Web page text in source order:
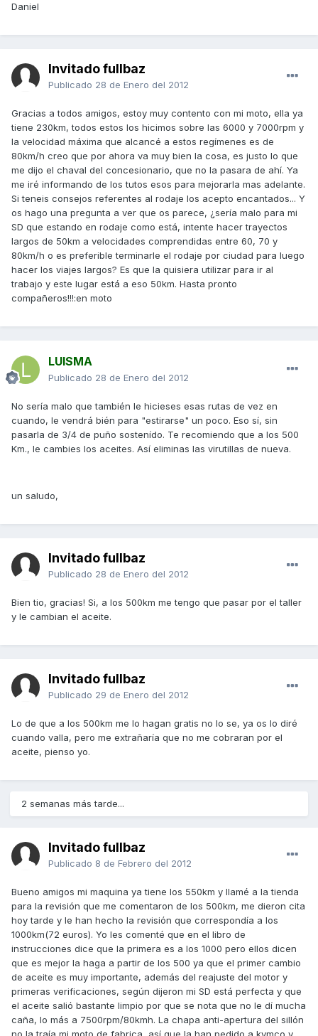
Daniel
Invitado fullbaz
Publicado 28 de Enero del 2012
Gracias a todos amigos, estoy muy contento con mi moto, ella ya
tiene 230km, todos estos los hicimos sobre las 6000 y 7000rpm y
la velocidad máxima que alcancé a estos regímenes es de
80km/h creo que por ahora va muy bien la cosa, es justo lo que
me dijo el chaval del concesionario, que no la pasara de ahí. Ya
me iré informando de los tutos esos para mejorarla mas adelante.
Si teneis consejos referentes al rodaje los acepto encantados... Y
os hago una pregunta a ver que os parece, ¿sería malo para mi
SD que estando en rodaje como está, intente hacer trayectos
largos de 50km a velocidades comprendidas entre 60, 70 y
80km/h o es preferible terminarle el rodaje por ciudad para luego
hacer los viajes largos? Es que la quisiera utilizar para ir al
trabajo y este lugar está a eso 50km. Hasta pronto
compañeros!!!:en moto
LUISMA
Publicado 28 de Enero del 2012
No sería malo que también le hicieses esas rutas de vez en
cuando, le vendrá bién para "estirarse" un poco. Eso sí, sin
pasarla de 3/4 de puño sostenído. Te recomiendo que a los 500
Km., le cambies los aceites. Así eliminas las virutillas de nueva.
un saludo,
Invitado fullbaz
Publicado 28 de Enero del 2012
Bien tio, gracias! Si, a los 500km me tengo que pasar por el taller
y le cambian el aceite.
Invitado fullbaz
Publicado 29 de Enero del 2012
Lo de que a los 500km me lo hagan gratis no lo se, ya os lo diré
cuando valla, pero me extrañaría que no me cobraran por el
aceite, pienso yo.
2 semanas más tarde...
Invitado fullbaz
Publicado 8 de Febrero del 2012
Bueno amigos mi maquina ya tiene los 550km y llamé a la tienda
para la revisión que me comentaron de los 500km, me dieron cita
hoy tarde y le han hecho la revisión que correspondía a los
1000km(72 euros). Yo les comenté que en el libro de
instrucciones dice que la primera es a los 1000 pero ellos dicen
que es mejor la haga a partir de los 500 ya que el primer cambio
de aceite es muy importante, además del reajuste del motor y
primeras verificaciones, según dijeron mi SD está perfecta y que
el aceite salió bastante limpio por que se nota que no le dí mucha
caña, lo más a 7500rpm/80kmh. La chapa anti-apertura del sillón